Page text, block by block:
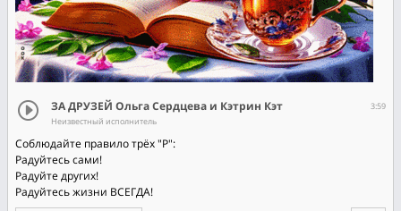
ЗА ДРУЗЕЙ Ольга Сердцева и Кэтрин Кэт
Неизвестный исполнитель
3:59
Соблюдайте правило трёх "Р":
Радуйтесь сами!
Радуйте других!
Радуйтесь жизни ВСЕГДА!